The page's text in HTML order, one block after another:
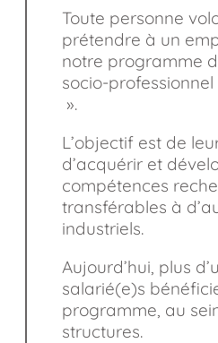
Toute personne
prétendre à un
notre programme
socio-
».
L’objectif est de
d’acquérir et
compétences
transférables à
industriels.
Aujourd’hui, plus
salarié(e)s
programme, au
structures.